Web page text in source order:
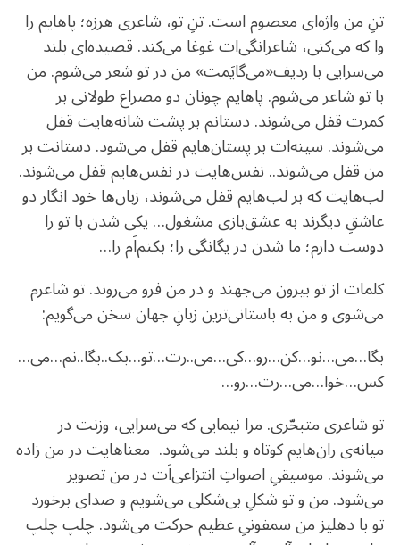
تنِ من واژه‌ای معصوم است. تنِ تو، شاعری هرزه؛ پاهایم را
وا که می‌کنی، شاعرانگی‌ات غوغا می‌کند. قصیده‌ای بلند
می‌سرایی با ردیف«می‌گایَمت» من در تو شعر می‌شوم. من
با تو شاعر می‌شوم. پاهایم چونان دو مصراع طولانی بر
کمرت قفل می‌شوند. دستانم بر پشت شانه‌هایت قفل
می‌شوند. سینه‌ات بر پستان‌هایم قفل می‌شود. دستانت بر
من قفل می‌شوند.. نفس‌هایت در نفس‌هایم قفل می‌شوند.
لب‌هایت که بر لب‌هایم قفل می‌شوند، زبان‌ها خود انگار دو
عاشقِ دیگرند به عشق‌بازی مشغول… یکی شدن با تو را
دوست دارم؛ ما شدن در یگانگی را؛ بکنم‌اَم را…
کلمات از تو بیرون می‌جهند و در من فرو می‌روند. تو شاعرم
می‌شوی و من به باستانی‌ترین زبانِ جهان سخن می‌گویم:
بگا…می…نو…کن…رو…کی…می..رت…تو…بک..بگا..نم…می…
کس…خو‌ا…می…رت…رو…
تو شاعری متبحّری. مرا نیمایی که می‌سرایی، وزنت در
میانه‌ی ران‌هایم کوتاه و بلند می‌شود. معناهایت در من زاده
می‌شوند. موسیقیِ اصواتِ انتزاعی‌اَت در من تصویر
می‌شود. من و تو شکلِ بی‌شکلی می‌شویم و صدای برخورد
تو با دهلیز من سمفونیِ عظیم حرکت می‌شود. چلپ چلپ